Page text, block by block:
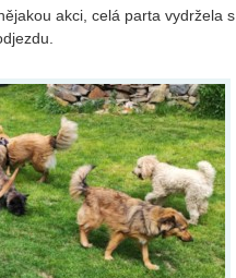
akci, celá parta vydržela s